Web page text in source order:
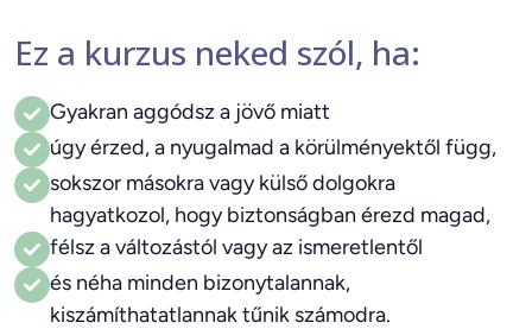
Ez a kurzus neked szól, ha:
Gyakran aggódsz a jövő miatt
úgy érzed, a nyugalmad a körülményektől függ,
sokszor másokra vagy külső dolgokra
hagyatkozol, hogy biztonságban érezd magad,
félsz a változástól vagy az ismeretlentől
és néha minden bizonytalannak,
kiszámíthatatlannak tűnik számodra.